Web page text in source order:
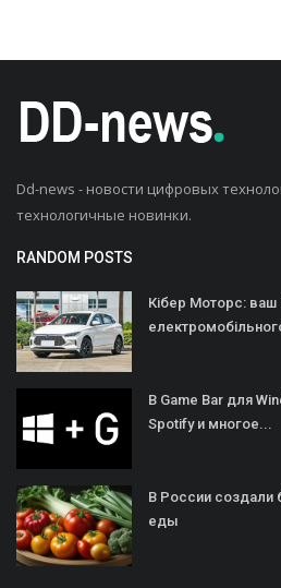
Dd-news - новости цифровых
технологичные новинки.
RANDOM POSTS
Кібер Моторс: ваш
В Game Bar для
Spotify и многое...
В России создали
еды